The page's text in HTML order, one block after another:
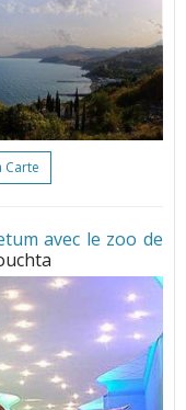
Carte
avec le zoo de